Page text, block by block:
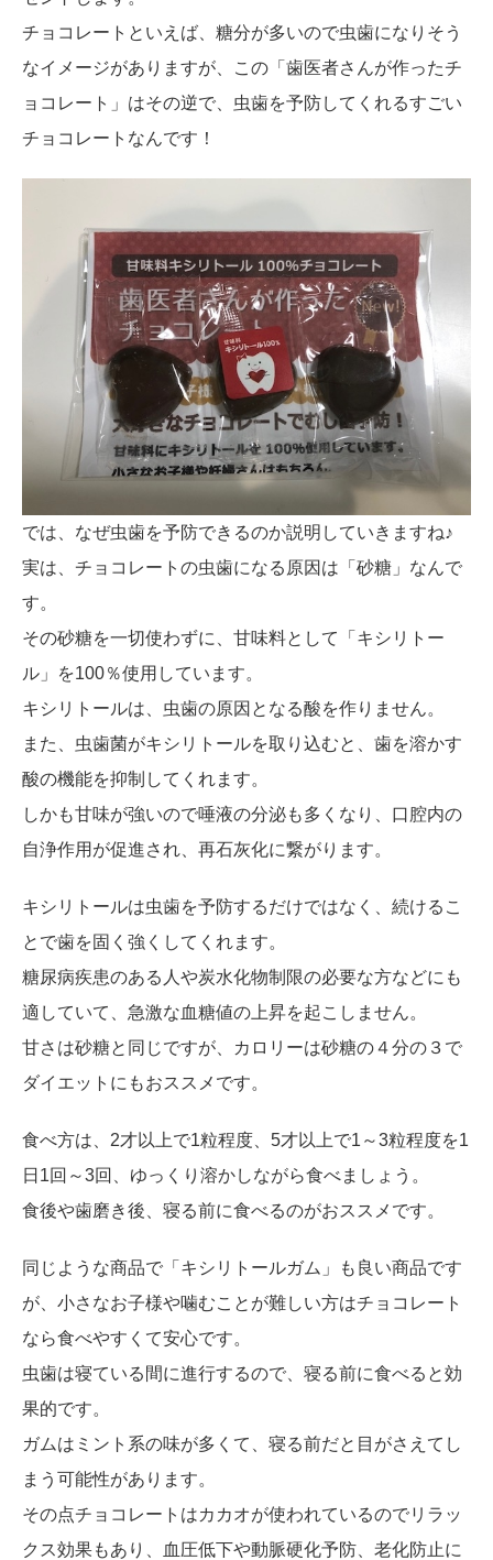
チョコレートといえば、糖分が多いので虫歯になりそう
なイメージがありますが、この「歯医者さんが作ったチ
ョコレート」はその逆で、虫歯を予防してくれるすごい
チョコレートなんです！
では、なぜ虫歯を予防できるのか説明していきますね♪
実は、チョコレートの虫歯になる原因は「砂糖」なんで
す。
その砂糖を一切使わずに、甘味料として「キシリトー
ル」を100％使用しています。
キシリトールは、虫歯の原因となる酸を作りません。
また、虫歯菌がキシリトールを取り込むと、歯を溶かす
酸の機能を抑制してくれます。
しかも甘味が強いので唾液の分泌も多くなり、口腔内の
自浄作用が促進され、再石灰化に繋がります。
キシリトールは虫歯を予防するだけではなく、続けるこ
とで歯を固く強くしてくれます。
糖尿病疾患のある人や炭水化物制限の必要な方などにも
適していて、急激な血糖値の上昇を起こしません。
甘さは砂糖と同じですが、カロリーは砂糖の４分の３で
ダイエットにもおススメです。
食べ方は、2才以上で1粒程度、5才以上で1～3粒程度を1
日1回～3回、ゆっくり溶かしながら食べましょう。
食後や歯磨き後、寝る前に食べるのがおススメです。
同じような商品で「キシリトールガム」も良い商品です
が、小さなお子様や噛むことが難しい方はチョコレート
なら食べやすくて安心です。
虫歯は寝ている間に進行するので、寝る前に食べると効
果的です。
ガムはミント系の味が多くて、寝る前だと目がさえてし
まう可能性があります。
その点チョコレートはカカオが使われているのでリラッ
クス効果もあり、血圧低下や動脈硬化予防、老化防止に